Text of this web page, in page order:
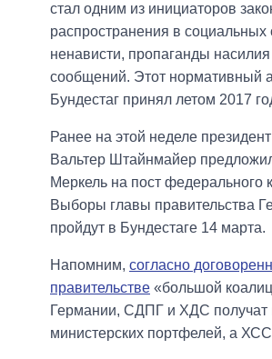
стал одним из инициаторов
распространения в социальных
ненависти, пропаганды
сообщений. Этот нормативный
Бундестаг принял летом 2017
Ранее на этой неделе
Вальтер Штайнмайер
Меркель на пост федерального
Выборы главы правительства
пройдут в Бундестаге 14 марта.
Напомним, согласно
правительстве «большой
Германии, СДПГ и ХДС получат
министерских портфелей, а ХСС